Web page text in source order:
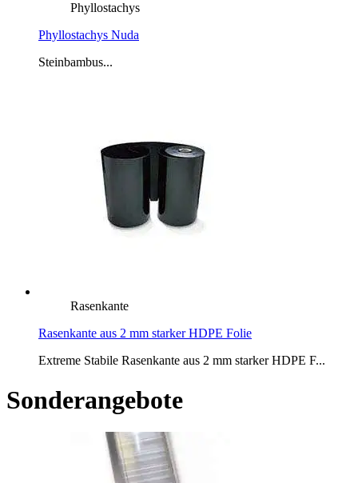
Phyllostachys
Phyllostachys Nuda
Steinbambus...
Rasenkante
Rasenkante aus 2 mm starker HDPE Folie
Extreme Stabile Rasenkante aus 2 mm starker HDPE F...
Sonderangebote